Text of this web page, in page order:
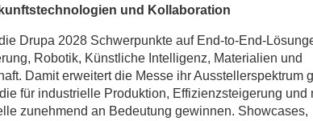
und Kollaboration
Drupa 2028 Schwerpunkte auf End-to-End-
Robotik, Künstliche Intelligenz, Materialien und
Damit erweitert die Messe ihr Ausstellerspektrum
für industrielle Produktion, Effizienzsteigerung und
zunehmend an Bedeutung gewinnen. Showcases,